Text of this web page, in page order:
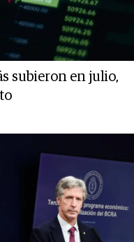
subieron en julio,